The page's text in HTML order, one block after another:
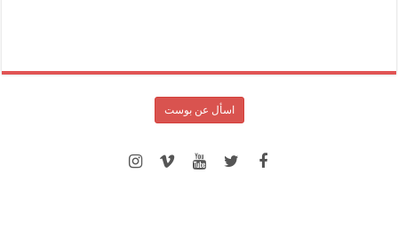
اسأل عن بوست